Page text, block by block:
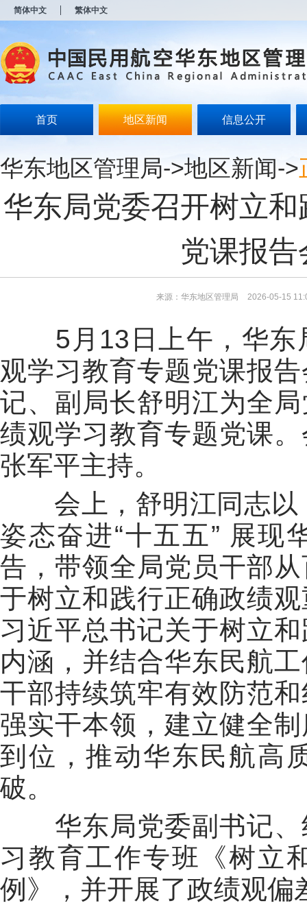
简体中文 繁体中文
首页 地区新闻 信息公开
华东地区管理局->地区新闻->
华东局党委召开树立
党课报
来源：华东地区管理局 2026-05-15
5 月 13 日上午，华
观学习教育专题党课报
记、副局长舒明江为全
绩观学习教育专题党课
张军平主持。
会上，舒明江同志以
姿态奋进“十五五” 展现
告，带领全局党员干部
于树立和践行正确政绩
习近平总书记关于树立
内涵，并结合华东民航
干部持续筑牢有效防范
强实干本领，建立健全
到位，推动华东民航高
破。
华东局党委副书记、
习教育工作专班《树立
例》，并开展了政绩观偏
开
无
障
说
Alt
加
浪
键
模